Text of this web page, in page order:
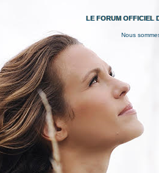
LE FORUM OFFICIEL
Nous